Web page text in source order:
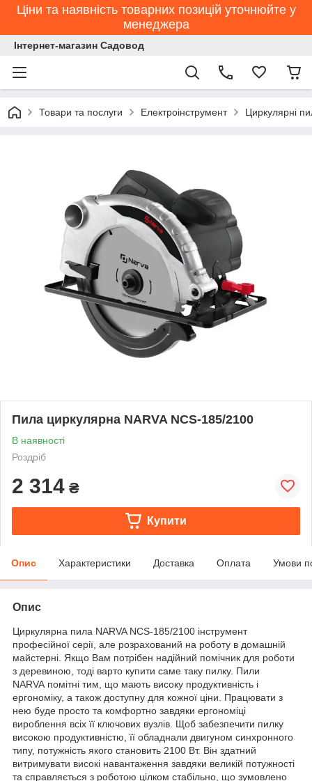
Ціни та наявність товарних позицій уточнюйте у
менеджера
Інтернет-магазин Садовод
Товари та послуги Електроінструмент Циркулярні
Пила циркулярна NARVA NCS-185/2100
В наявності
Роздріб
2 314 ₴
Купити
Опис Характеристики Доставка Оплата Умови
Опис
Циркулярна пила NARVA NCS-185/2100 інструмент
професійної серії, але розрахований на роботу в домашній
майстерні. Якщо Вам потрібен надійний помічник для роботи
з деревиною, тоді варто купити саме таку пилку. Пили
NARVA помітні тим, що мають високу продуктивність і
ергономіку, а також доступну для кожної ціни. Працювати з
нею буде просто та комфортно завдяки ергономіці
вироблення всіх її ключових вузлів. Щоб забезпечити пилку
високою продуктивністю, її обладнали двигуном синхронного
типу, потужність якого становить 2100 Вт. Він здатний
витримувати високі навантаження завдяки великій потужності
та справляється з роботою цілком стабільно, що зумовлено